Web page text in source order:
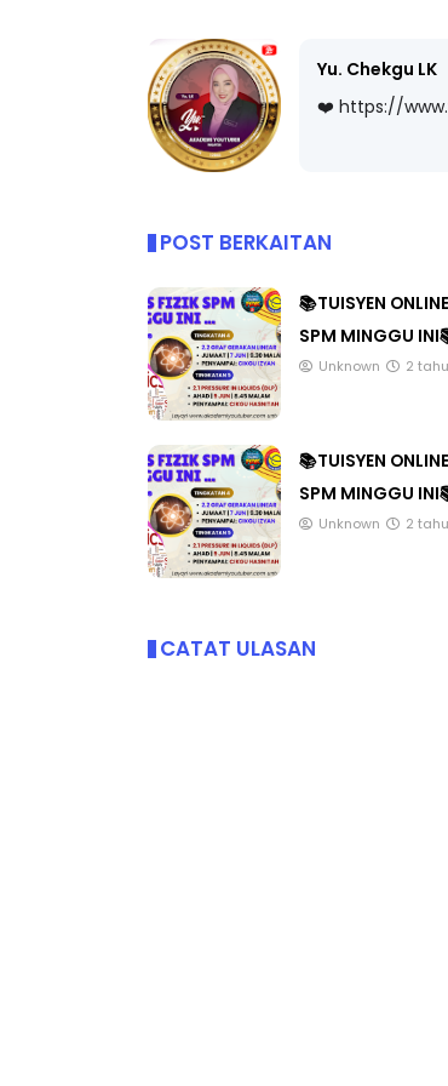
Yu. Chekgu LK
❤️ https://
POST BERKAITAN
📚TUISYEN
SPM MINGGU
Unknown 2
📚TUISYEN
SPM MINGGU
Unknown 2
CATAT ULASAN
KORPORAT 3 : PROGRAM
SELAMAT DAN
9 hari yang lalu